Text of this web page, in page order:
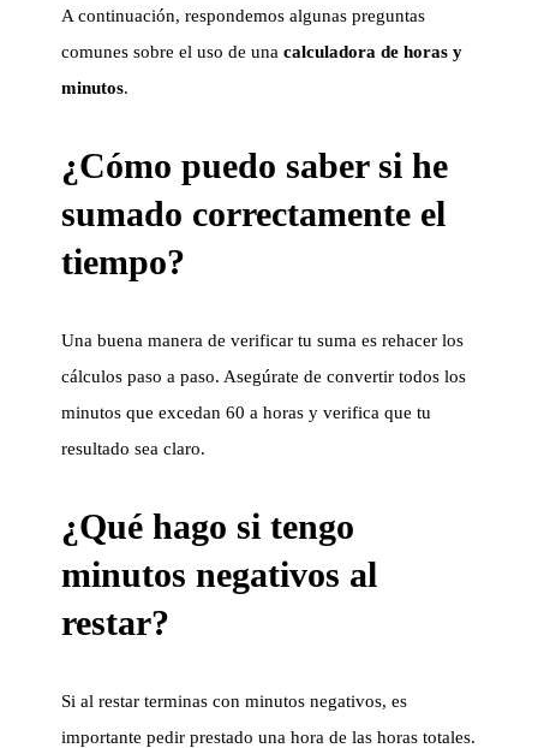
A continuación, respondemos algunas preguntas
comunes sobre el uso de unacalculadora de horas y
minutos.
¿Cómo puedo saber si he
sumado correctamente el
tiempo?
Una buena manera de verificar tu suma es rehacer los
cálculos paso a paso. Asegúrate de convertir todos los
minutos que excedan 60 a horas y verifica que tu
resultado sea claro.
¿Qué hago si tengo
minutos negativos al
restar?
Si al restar terminas con minutos negativos, es
importante pedir prestado una hora de las horas totales.